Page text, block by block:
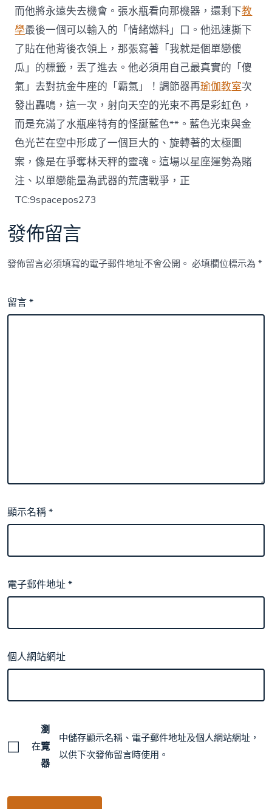
而他將永遠失去機會。張水瓶看向那機器，還剩下教
學最後一個可以輸入的「情緒燃料」口。他迅速撕下
了貼在他背後衣領上，那張寫著「我就是個單戀傻
瓜」的標籤，丟了進去。他必須用自己最真實的「傻
氣」去對抗金牛座的「霸氣」！調節器再瑜伽教室次
發出轟鳴，這一次，射向天空的光束不再是彩虹色，
而是充滿了水瓶座特有的怪誕藍色**。藍色光束與金
色光芒在空中形成了一個巨大的、旋轉著的太極圖
案，像是在爭奪林天秤的靈魂。這場以星座運勢為賭
注、以單戀能量為武器的荒唐戰爭，正
TC:9spacepos273
發佈留言
發佈留言必須填寫的電子郵件地址不會公開。 必填欄位標示為*
留言*
顯示名稱*
電子郵件地址*
個人網站網址
在
瀏
覽
器
中儲存顯示名稱、電子郵件地址及個人網站網址，
以供下次發佈留言時使用。